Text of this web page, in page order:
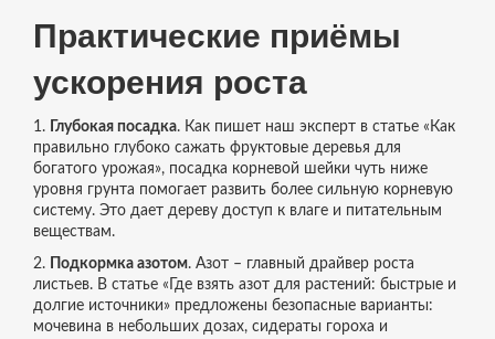
Практические приёмы
ускорения роста
1. Глубокая посадка. Как пишет наш эксперт в статье «Как
правильно глубоко сажать фруктовые деревья для
богатого урожая», посадка корневой шейки чуть ниже
уровня грунта помогает развить более сильную корневую
систему. Это дает дереву доступ к влаге и питательным
веществам.
2. Подкормка азотом. Азот – главный драйвер роста
листьев. В статье «Где взять азот для растений: быстрые и
долгие источники» предложены безопасные варианты:
мочевина в небольших дозах, сидераты гороха и